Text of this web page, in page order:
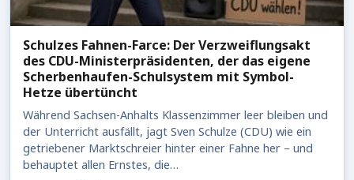
Schulzes Fahnen-Farce: Der Verzweiflungsakt
des CDU-Ministerpräsidenten, der das eigene
Scherbenhaufen-Schulsystem mit Symbol-
Hetze übertüncht
Während Sachsen-Anhalts Klassenzimmer leer bleiben und
der Unterricht ausfällt, jagt Sven Schulze (CDU) wie ein
getriebener Marktschreier hinter einer Fahne her – und
behauptet allen Ernstes, die…